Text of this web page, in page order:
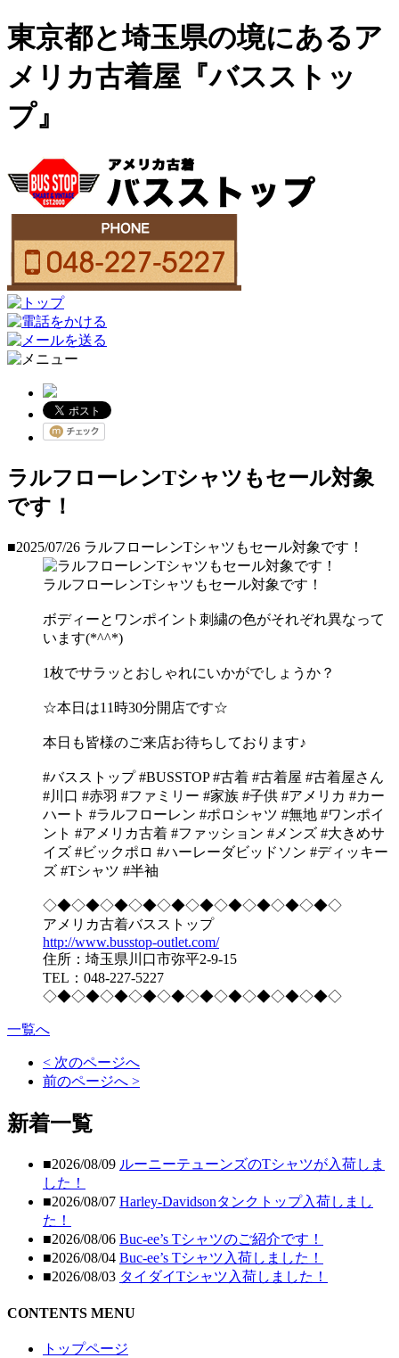
東京都と埼玉県の境にあるア
メリカ古着屋『バスストッ
プ』
ラルフローレンTシャツもセール対象
です！
■2025/07/26 ラルフローレンTシャツもセール対象です！
ラルフローレンTシャツもセール対象です！
ボディーとワンポイント刺繍の色がそれぞれ異なって
います(*^^*)
1枚でサラッとおしゃれにいかがでしょうか？
☆本日は11時30分開店です☆
本日も皆様のご来店お待ちしております♪
#バスストップ #BUSSTOP #古着 #古着屋 #古着屋さん
#川口 #赤羽 #ファミリー #家族 #子供 #アメリカ #カー
ハート #ラルフローレン #ポロシャツ #無地 #ワンポイ
ント #アメリカ古着 #ファッション #メンズ #大きめサ
イズ #ビックポロ #ハーレーダビッドソン #ディッキー
ズ #Tシャツ #半袖
◇◆◇◆◇◆◇◆◇◆◇◆◇◆◇◆◇◆◇◆◇
アメリカ古着バスストップ
http://www.busstop-outlet.com/
住所：埼玉県川口市弥平2-9-15
TEL：048-227-5227
◇◆◇◆◇◆◇◆◇◆◇◆◇◆◇◆◇◆◇◆◇
一覧へ
< 次のページへ
前のページへ >
新着一覧
■2026/08/09 ルーニーテューンズのTシャツが入荷しま
した！
■2026/08/07 Harley-Davidsonタンクトップ入荷しまし
た！
■2026/08/06 Buc-ee’s Tシャツのご紹介です！
■2026/08/04 Buc-ee’s Tシャツ入荷しました！
■2026/08/03 タイダイTシャツ入荷しました！
CONTENTS MENU
トップページ